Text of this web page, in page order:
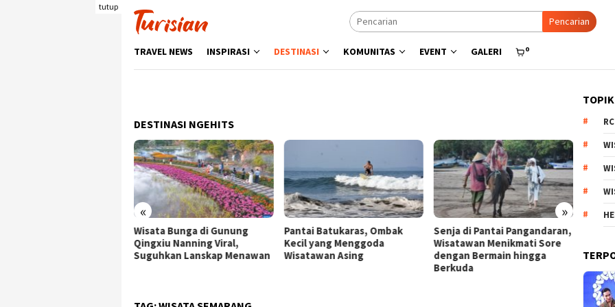
tutup
Pencarian
TRAVEL NEWS INSPIRASI DESTINASI KOMUNITAS EVENT GALERI 0
DESTINASI NGEHITS
« »
Pantai Batukaras, Ombak
Kecil yang Menggoda
Wisatawan Asing
Senja di Pantai Pangandaran,
Wisatawan Menikmati Sore
dengan Bermain hingga
Menyisir Asa di Pantai Bulbul
Danau Toba, Potensi Wisata
Pasir Putih